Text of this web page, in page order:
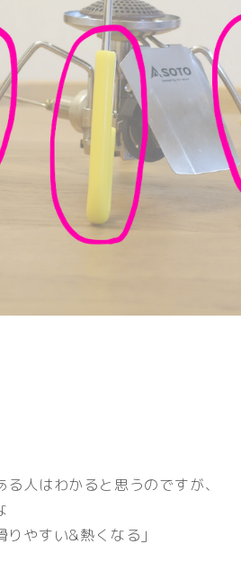
人はわかると思うのですが、
りやすい&熱くなる」